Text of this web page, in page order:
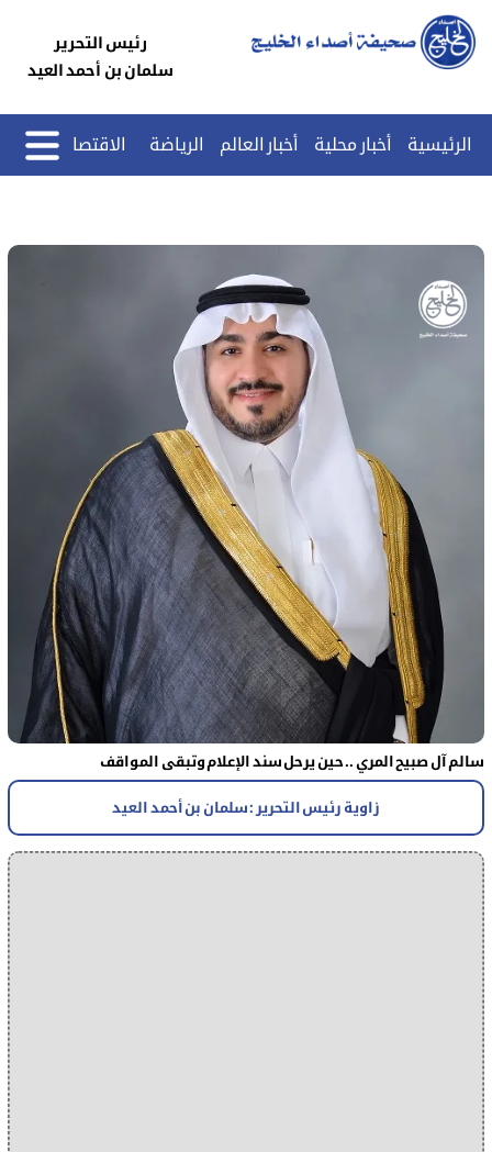
رئيس التحرير
سلمان بن أحمد العيد
الرئيسية أخبار محلية أخبار العالم الرياضة الاقتصاد
سالم آل صبيح المري .. حين يرحل سند الإعلام وتبقى المواقف
زاوية رئيس التحرير : سلمان بن أحمد العيد